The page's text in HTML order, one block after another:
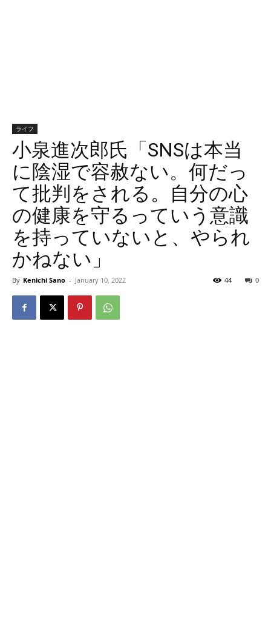
ライフ
小泉進次郎氏「SNSは本当
に陰湿で容赦ない。何だっ
て批判をされる。自分の心
の健康を守るっていう意識
を持っていないと、やられ
かねない」
By Kenichi Sano - January 10, 2022 0
44